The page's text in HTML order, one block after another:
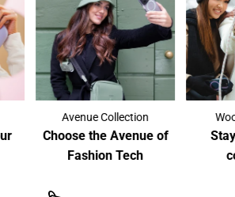
Avenue Collection
Choose the Avenue of
Fashion Tech
Wooly
Stay